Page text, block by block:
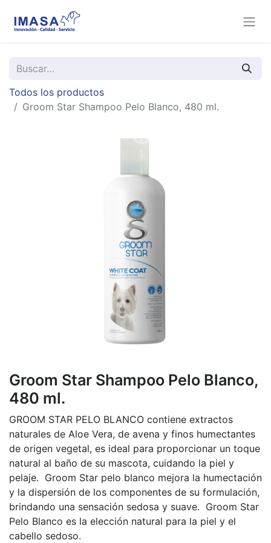
Todos los productos
Groom Star Shampoo Pelo Blanco, 480 ml.
Groom Star Shampoo Pelo Blanco,
480 ml.
GROOM STAR PELO BLANCO contiene extractos
naturales de Aloe Vera, de avena y finos humectantes
de origen vegetal, es ideal para proporcionar un toque
natural al baño de su mascota, cuidando la piel y
pelaje. Groom Star pelo blanco mejora la humectación
y la dispersión de los componentes de su formulación,
brindando una sensación sedosa y suave. Groom Star
Pelo Blanco es la elección natural para la piel y el
cabello sedoso.